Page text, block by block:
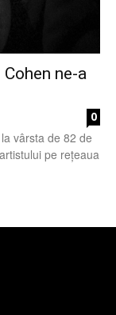
ne-a
0
vârsta de 82 de
pe rețeaua